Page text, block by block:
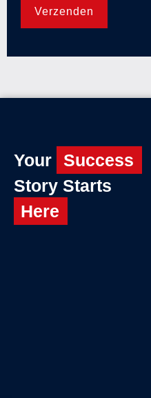
Verzenden
Your
Success
Story Starts
Here